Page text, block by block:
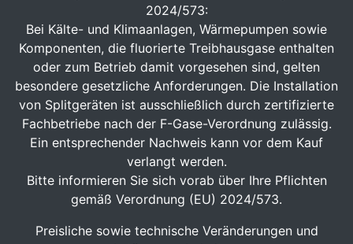
2024/573:
Bei Kälte- und Klimaanlagen, Wärmepumpen sowie
Komponenten, die fluorierte Treibhausgase enthalten
oder zum Betrieb damit vorgesehen sind, gelten
besondere gesetzliche Anforderungen. Die Installation
von Splitgeräten ist ausschließlich durch zertifizierte
Fachbetriebe nach der F-Gase-Verordnung zulässig.
Ein entsprechender Nachweis kann vor dem Kauf
verlangt werden.
Bitte informieren Sie sich vorab über Ihre Pflichten
gemäß Verordnung (EU) 2024/573.
Preisliche sowie technische Veränderungen und